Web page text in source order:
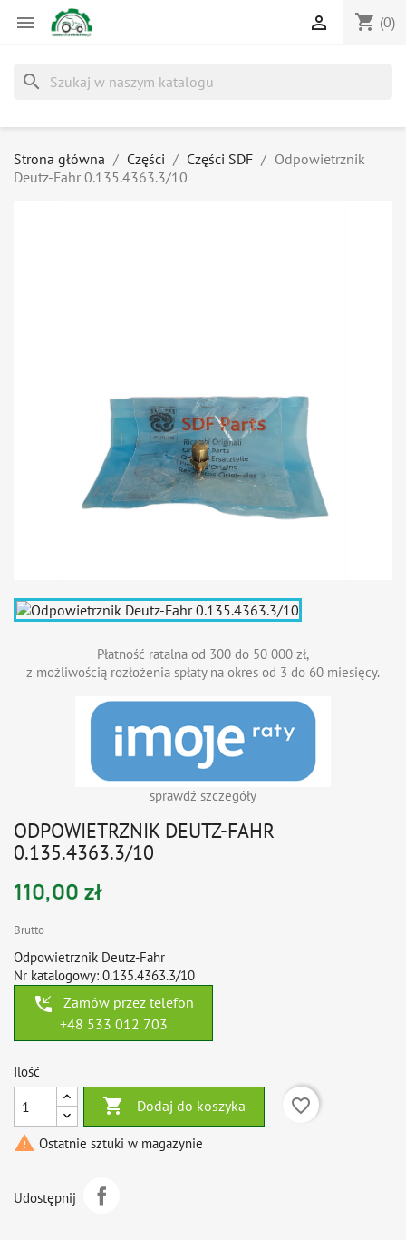
 shopping_cart (0)

search
Strona główna Części Części SDF
Odpowietrznik
Deutz-Fahr 0.135.4363.3/10
Płatność ratalna od 300 do 50 000 zł,
z możliwością rozłożenia spłaty na okres od 3 do 60 miesięcy.
sprawdź szczegóły
ODPOWIETRZNIK DEUTZ-FAHR
0.135.4363.3/10
110,00 zł
Brutto
Odpowietrznik Deutz-Fahr
Nr katalogowy: 0.135.4363.3/10
phone_callback
Zamów przez telefon
+48 533 012 703
Ilość
 Dodaj do koszyka
favorite_border
 Ostatnie sztuki w magazynie
Udostępnij